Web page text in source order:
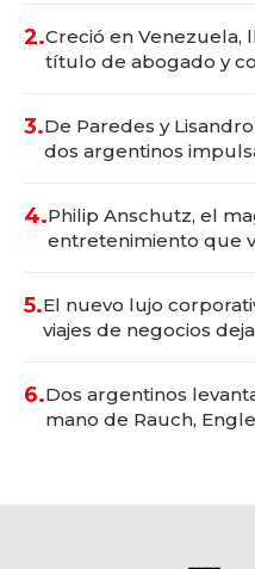
2.Creció en Venezuela,
título de abogado y
3.De Paredes y
dos argentinos
4.Philip Anschutz, el
entretenimiento que
5.El nuevo lujo
viajes de negocios
6.Dos argentinos
mano de Rauch,